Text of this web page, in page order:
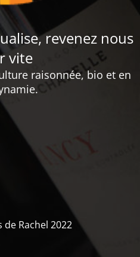
revenez nous
vite
raisonnée, bio et en
Rachel 2022